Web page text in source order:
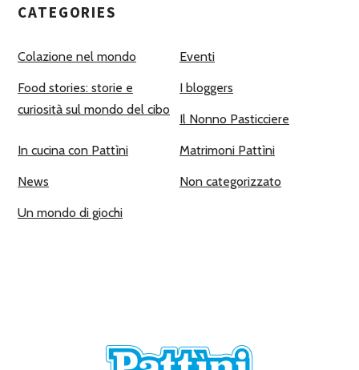
CATEGORIES
Colazione nel mondo Eventi
Food stories: storie e
curiosità sul mondo del cibo
I bloggers
Il Nonno Pasticciere
In cucina con Pattìni Matrimoni Pattìni
News Non categorizzato
Un mondo di giochi